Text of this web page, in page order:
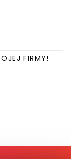
FIRMY!